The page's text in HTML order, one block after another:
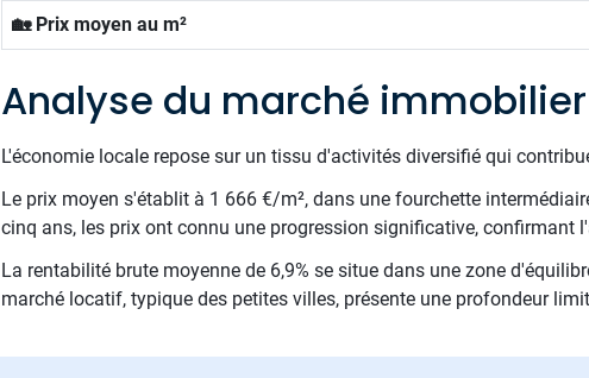
🏡 Prix moyen au m²
Analyse du marché
L'économie locale repose sur un tissu d'activités diversifié qui
Le prix moyen s'établit à 1 666 €/m², dans une fourchette
cinq ans, les prix ont connu une progression significative, confirmant
La rentabilité brute moyenne de 6,9% se situe dans une zone
marché locatif, typique des petites villes, présente une profondeur